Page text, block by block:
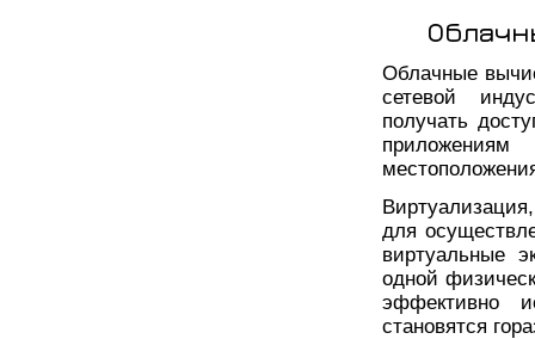
Облачные
сетевой
получать
для
виртуальные
одной
эффективно
становятся